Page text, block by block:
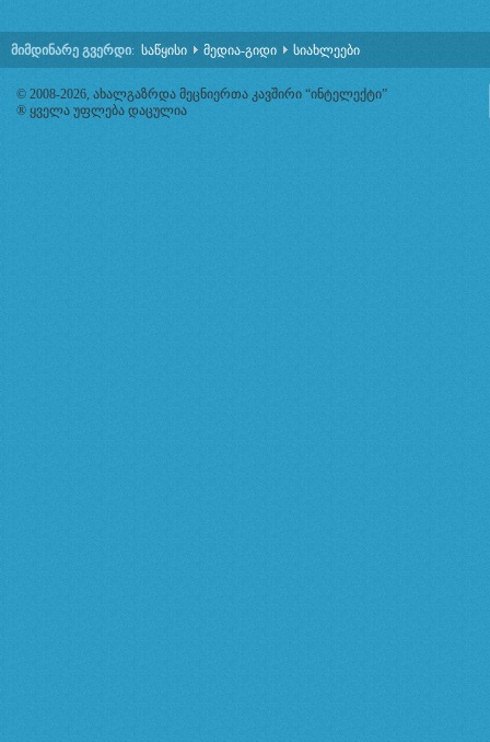
მიმდინარე გვერდი: საწყისი მედია-გიდი სიახლეები
© 2008-2026, ახალგაზრდა მეცნიერთა კავშირი “ინტელექტი”
® ყველა უფლება დაცულია